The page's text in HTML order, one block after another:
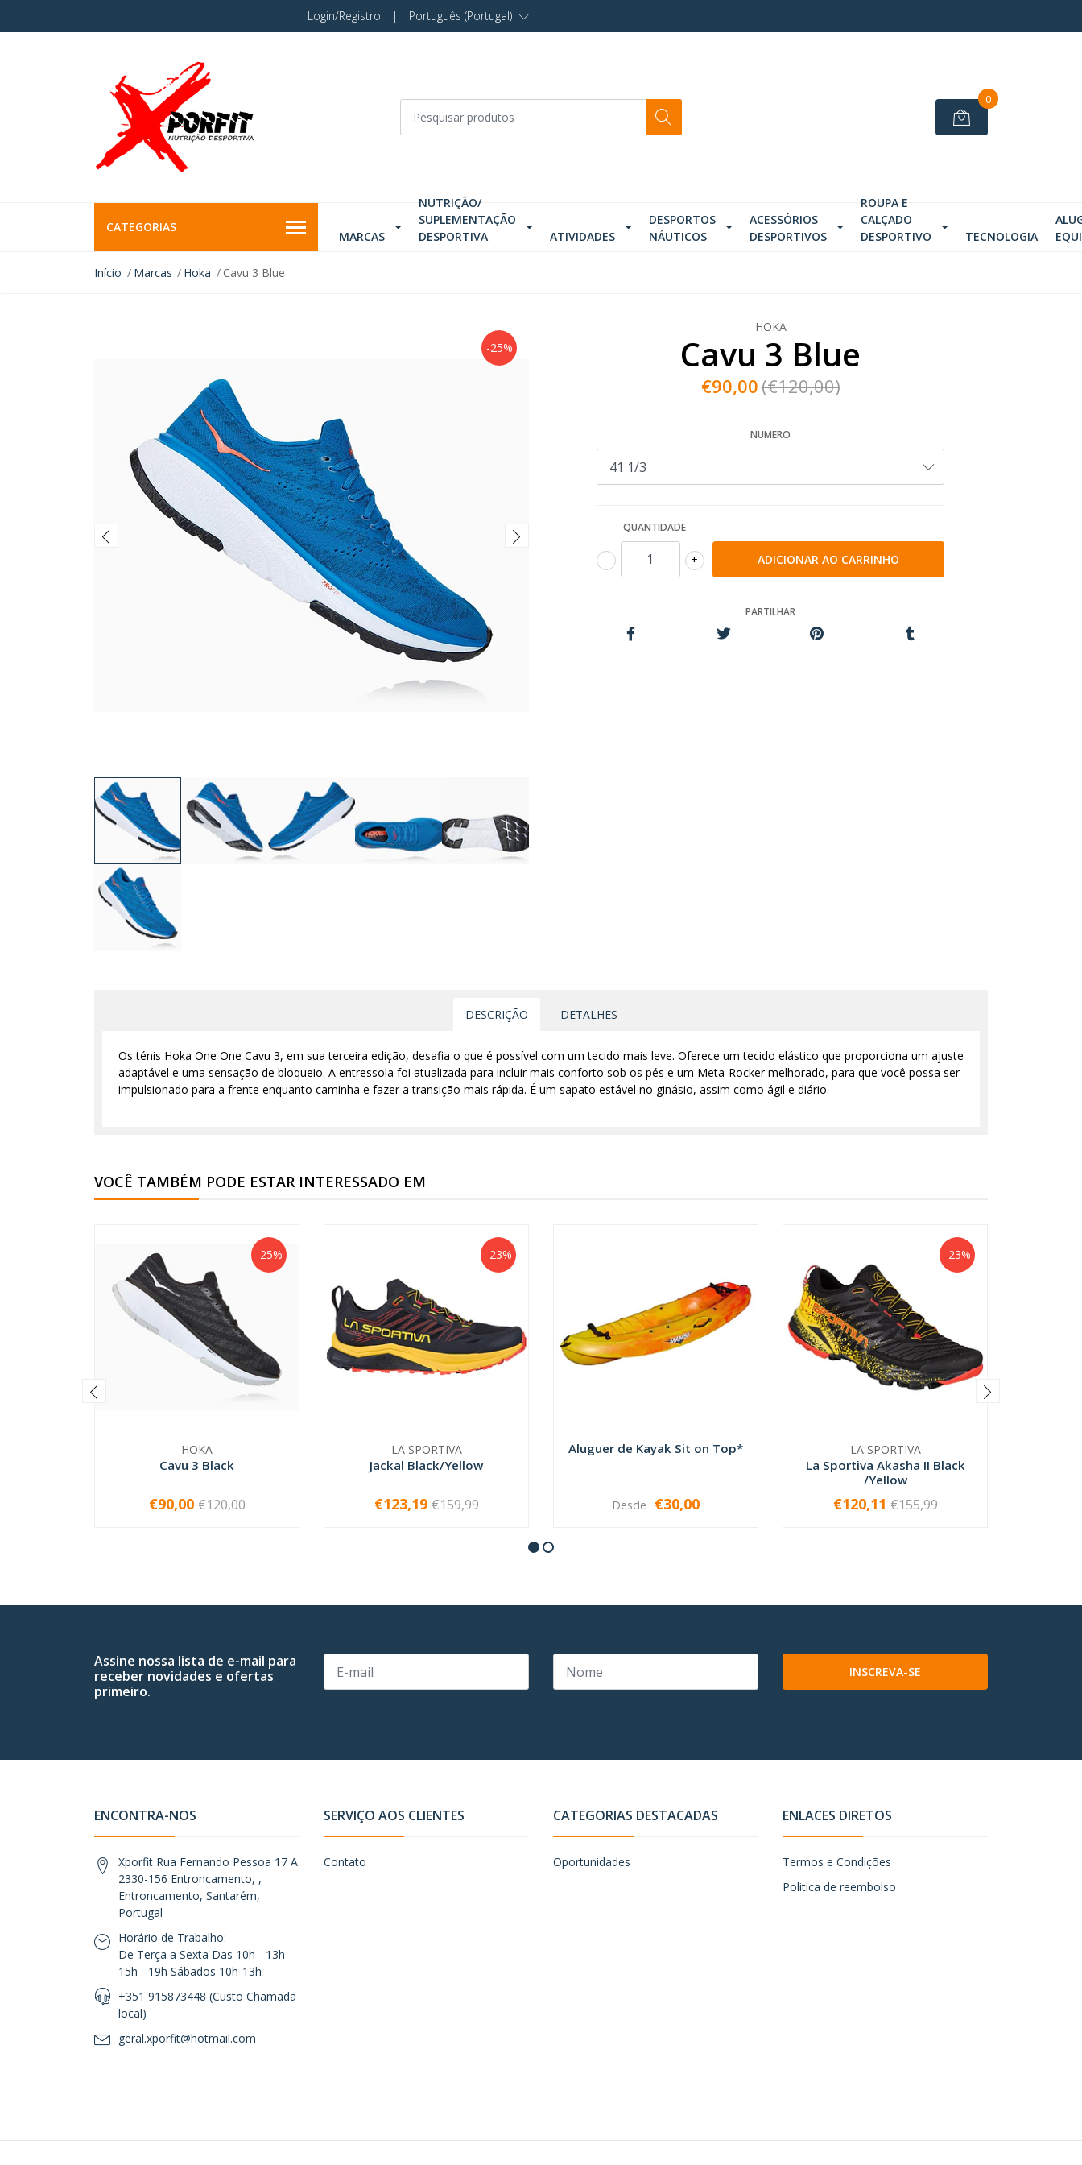
Login/Registro | Português (Portugal)
0
CATEGORIAS
MARCAS
NUTRIÇÃO/
SUPLEMENTAÇÃO
DESPORTIVA
ATIVIDADES
DESPORTOS
NÁUTICOS
ACESSÓRIOS
DESPORTIVOS
ROUPA E
CALÇADO
DESPORTIVO
TECNOLOGIA
Início Marcas Hoka Cavu 3 Blue
-25%
HOKA
Cavu 3 Blue
€90,00(€120,00)
NUMERO
QUANTIDADE
+
-
PARTILHAR
DESCRIÇÃO DETALHES
Os ténis Hoka One One Cavu 3, em sua terceira edição, desafia o que é possível com um tecido mais leve. Oferece um tecido elástico que proporciona um ajuste
adaptável e uma sensação de bloqueio. A entressola foi atualizada para incluir mais conforto sob os pés e um Meta-Rocker melhorado, para que você possa ser
impulsionado para a frente enquanto caminha e fazer a transição mais rápida. É um sapato estável no ginásio, assim como ágil e diário.
VOCÊ TAMBÉM PODE ESTAR INTERESSADO EM
-25%
HOKA
Cavu 3 Black
VER OPÇÕES
€90,00 €120,00
-23%
LA SPORTIVA
Jackal Black/Yellow
VER OPÇÕES
€123,19 €159,99
Aluguer de Kayak Sit on Top*
VER OPÇÕES
Desde €30,00
-23%
LA SPORTIVA
La Sportiva Akasha II Black
/Yellow
VER OPÇÕES
€120,11 €155,99
Assine nossa lista de e-mail para
receber novidades e ofertas
primeiro.
INSCREVA-SE
ENCONTRA-NOS
Xporfit Rua Fernando Pessoa 17 A
2330-156 Entroncamento, ,
Entroncamento, Santarém,
Portugal
Horário de Trabalho:
De Terça a Sexta Das 10h - 13h
15h - 19h Sábados 10h-13h
+351 915873448 (Custo Chamada
local)
geral.xporfit@hotmail.com
SERVIÇO AOS CLIENTES
Contato
CATEGORIAS DESTACADAS
Oportunidades
ENLACES DIRETOS
Termos e Condições
Politica de reembolso